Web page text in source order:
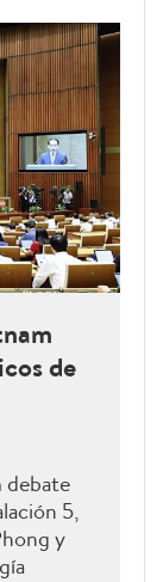
de
debate
5,
y